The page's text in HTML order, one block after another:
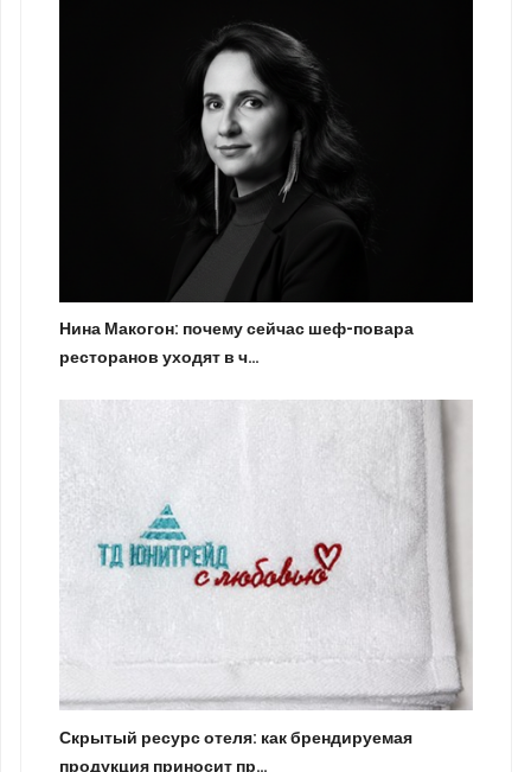
Нина Макогон: почему сейчас шеф-повара
ресторанов уходят в ч…
Скрытый ресурс отеля: как брендируемая
продукция приносит пр…